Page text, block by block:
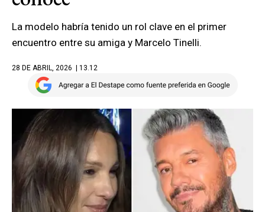
La modelo habría tenido un rol clave en el primer
encuentro entre su amiga y Marcelo Tinelli.
28 DE ABRIL, 2026 | 13.12